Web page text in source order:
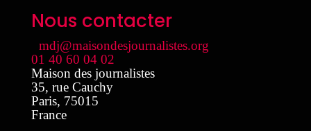
Nous contacter
mdj@maisondesjournalistes.org
01 40 60 04 02
Maison des journalistes
35, rue Cauchy
Paris, 75015
France